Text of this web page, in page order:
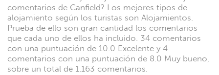
comentarios de Canfield? Los mejores tipos de
alojamiento según los turistas son Alojamientos.
Prueba de ello son gran cantidad los comentarios
que cada uno de ellos ha incluido. 34 comentarios
con una puntuación de 10.0 Excelente y 4
comentarios con una puntuación de 8.0 Muy bueno,
sobre un total de 1.163 comentarios.